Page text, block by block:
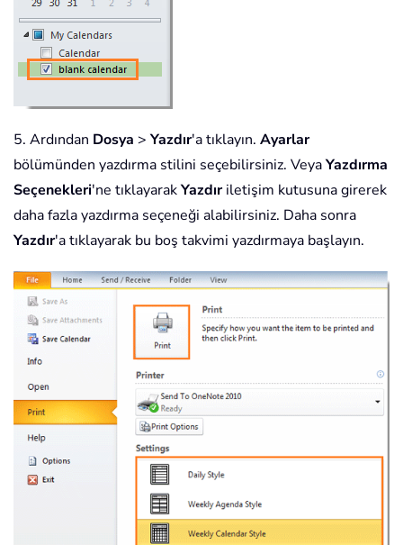
5. Ardından Dosya > Yazdır'a tıklayın. Ayarlar
bölümünden yazdırma stilini seçebilirsiniz. VeyaYazdırma
Seçenekleri'ne tıklayarakYazdıriletişim kutusuna girerek
daha fazla yazdırma seçeneği alabilirsiniz. Daha sonra
Yazdır'a tıklayarak bu boş takvimi yazdırmaya başlayın.